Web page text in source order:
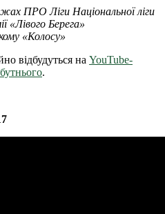
ПРО Ліги Національної ліги
«Лівого Берега»
«Колосу»
відбудуться на YouTube-
.